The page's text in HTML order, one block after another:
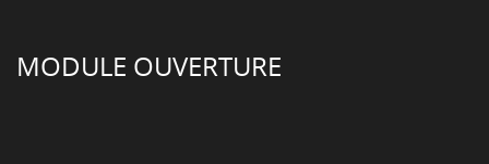
MODULE OUVERTURE